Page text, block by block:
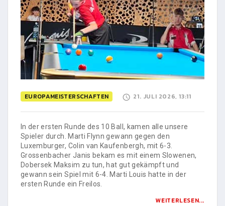
EUROPAMEISTERSCHAFTEN 21. JULI 2026, 13:11
In der ersten Runde des 10 Ball, kamen alle unsere
Spieler durch. Marti Flynn gewann gegen den
Luxemburger, Colin van Kaufenbergh, mit 6-3.
Grossenbacher Janis bekam es mit einem Slowenen,
Dobersek Maksim zu tun, hat gut gekämpft und
gewann sein Spiel mit 6-4. Marti Louis hatte in der
ersten Runde ein Freilos.
WEITERLESEN...